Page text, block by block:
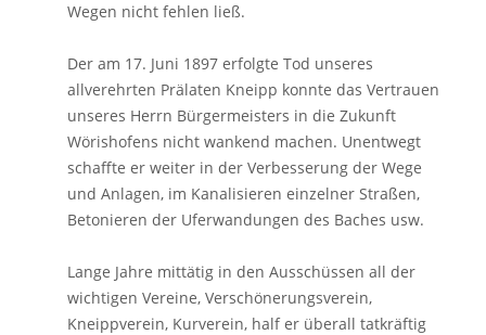
Wegen nicht fehlen ließ.
Der am 17. Juni 1897 erfolgte Tod unseres
allverehrten Prälaten Kneipp konnte das Vertrauen
unseres Herrn Bürgermeisters in die Zukunft
Wörishofens nicht wankend machen. Unentwegt
schaffte er weiter in der Verbesserung der Wege
und Anlagen, im Kanalisieren einzelner Straßen,
Betonieren der Uferwandungen des Baches usw.
Lange Jahre mittätig in den Ausschüssen all der
wichtigen Vereine, Verschönerungsverein,
Kneippverein, Kurverein, half er überall tatkräftig